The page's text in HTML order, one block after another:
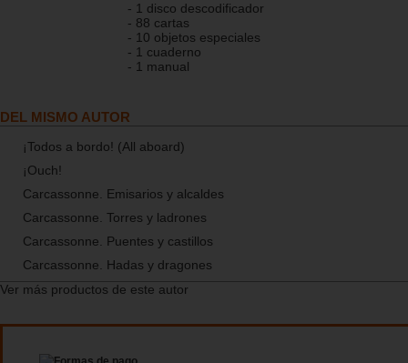
- 1 disco descodificador
- 88 cartas
- 10 objetos especiales
- 1 cuaderno
- 1 manual
DEL MISMO AUTOR
¡Todos a bordo! (All aboard)
¡Ouch!
Carcassonne. Emisarios y alcaldes
Carcassonne. Torres y ladrones
Carcassonne. Puentes y castillos
Carcassonne. Hadas y dragones
Ver más productos de este autor